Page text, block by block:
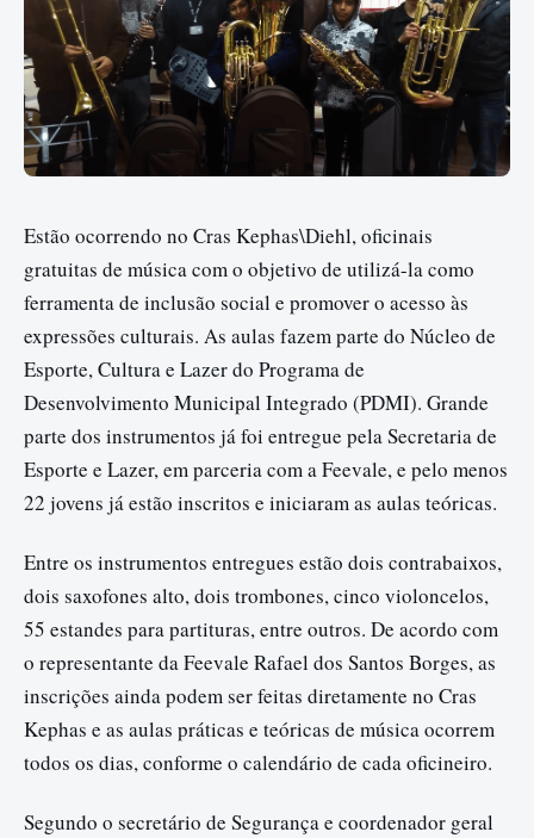
Estão ocorrendo no Cras Kephas\Diehl, oficinais
gratuitas de música com o objetivo de utilizá-la como
ferramenta de inclusão social e promover o acesso às
expressões culturais. As aulas fazem parte do Núcleo de
Esporte, Cultura e Lazer do Programa de
Desenvolvimento Municipal Integrado (PDMI). Grande
parte dos instrumentos já foi entregue pela Secretaria de
Esporte e Lazer, em parceria com a Feevale, e pelo menos
22 jovens já estão inscritos e iniciaram as aulas teóricas.
Entre os instrumentos entregues estão dois contrabaixos,
dois saxofones alto, dois trombones, cinco violoncelos,
55 estandes para partituras, entre outros. De acordo com
o representante da Feevale Rafael dos Santos Borges, as
inscrições ainda podem ser feitas diretamente no Cras
Kephas e as aulas práticas e teóricas de música ocorrem
todos os dias, conforme o calendário de cada oficineiro.
Segundo o secretário de Segurança e coordenador geral